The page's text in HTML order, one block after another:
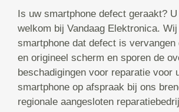
Is uw smartphone defect geraakt?
welkom bij Vandaag Elektronica.
smartphone dat defect is vervangen
en origineel scherm en sporen de
beschadigingen voor reparatie voor
smartphone op afspraak bij ons
regionale aangesloten